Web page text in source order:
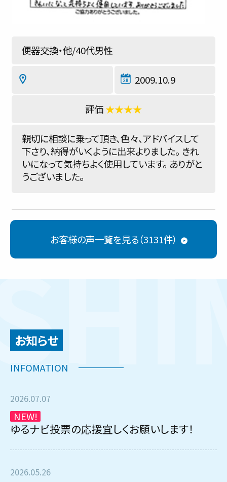
便器交換・他/40代男性
2009.10.9
★★★★
親切に相談に乗って頂き、色々、アドバイスして
下さり、納得がいくように出来よりました。 きれ
いになって気持ちよく使用しています。 ありがと
うございました。
お客様の声一覧を見る（3131件）
お知らせ
2026.07.07
NEW!
ゆるナビ投票の応援宜しくお願いします！
2026.05.26